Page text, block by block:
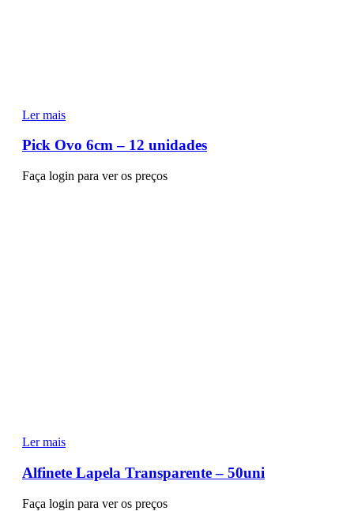
Ler mais
Pick Ovo 6cm – 12 unidades
Faça login para ver os preços
Ler mais
Alfinete Lapela Transparente – 50uni
Faça login para ver os preços